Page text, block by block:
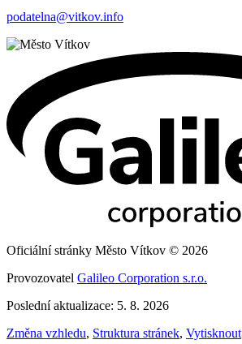
podatelna@vitkov.info
Oficiální stránky Město Vítkov © 2026
Provozovatel Galileo Corporation s.r.o.
Poslední aktualizace: 5. 8. 2026
Změna vzhledu, Struktura stránek, Vytisknout